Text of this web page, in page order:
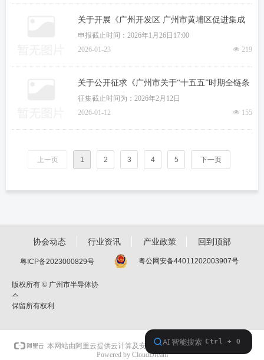
关于开展《广州开发区 广州市黄埔区促进集成
电路产业发展办法》申请流片补贴扶持、芯片架
构、EDA及IP研发补贴扶持政策兑现申报的通知
申报截止时间：2026年1月26日17:00
넶 219
2026-01-23
关于公开征求《广州市关于“十五五”时期全链条
推动集成电路产业高质量发展的若干政策（征求
意见稿）》 意见的公告
征集截止时间为：2026年2月12日
넶 155
2026-01-12
上一页 1 2 3 4 5 下一页
协会动态 行业资讯 产业政策 回到顶部
粤ICP备2023000829号
版权所有 © 广州市半导体协
会
保留所有权利
粤公网安备44011202003907号
本网站由阿里云提供云计算及安全服务 本网站支持
IPv6
Powered by CloudDream